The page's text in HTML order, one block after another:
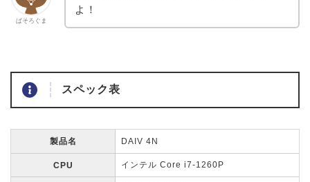
ぱそろぐま
よ！
スペック表
製品名 DAIV 4N
CPU インテル Core i7-1260P